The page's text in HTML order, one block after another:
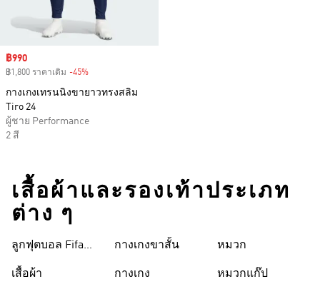
Sale price
฿990
฿1,800 ราคาเดิม -45%
กางเกงเทรนนิงขายาวทรงสลิม
Tiro 24
ผู้ชาย Performance
2 สี
เสื้อผ้าและรองเท้าประเภท
ต่าง ๆ
ลูกฟุตบอล Fifa
เสื้อผ้า
กางเกงขาสั้น
กางเกง
หมวก
หมวกแก๊ป